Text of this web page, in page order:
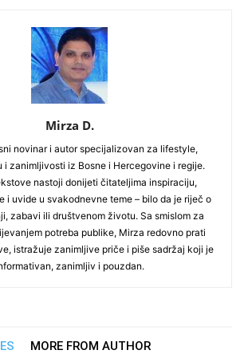
Mirza D.
novinar i autor specijalizovan za lifestyle,
i zanimljivosti iz Bosne i Hercegovine i regije.
nastoji donijeti čitateljima inspiraciju,
i uvide u svakodnevne teme – bilo da je riječ o
zabavi ili društvenom životu. Sa smislom za
potreba publike, Mirza redovno prati
istražuje zanimljive priče i piše sadržaj koji je
zanimljiv i pouzdan.
MORE FROM AUTHOR